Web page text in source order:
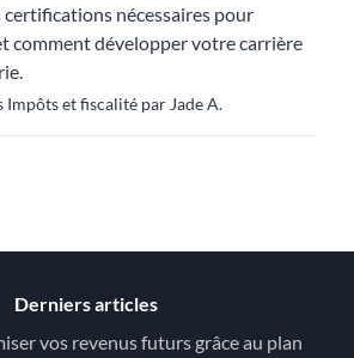
certifications nécessaires pour
comment développer votre carrière
Impôts et fiscalité par Jade A.
Derniers articles
vos revenus futurs grâce au plan